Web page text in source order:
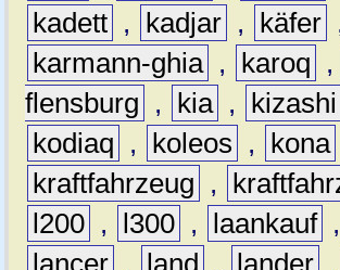
kadett , kadjar , käfer
karmann-ghia , karoq ,
flensburg
, kia , kizashi
kodiaq
, koleos , kona
kraftfahrzeug
,
l200 , l300 , laankauf ,
lancer , land , lander ,